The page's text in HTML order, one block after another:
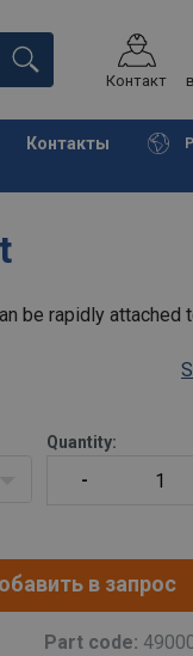
Контакт
Контакты
покупки К
be rapidly attached
Quantity:
в запрос
Part code: